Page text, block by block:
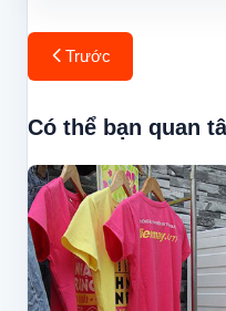
Điều
hướng
bài
Trước
Có thể bạn quan